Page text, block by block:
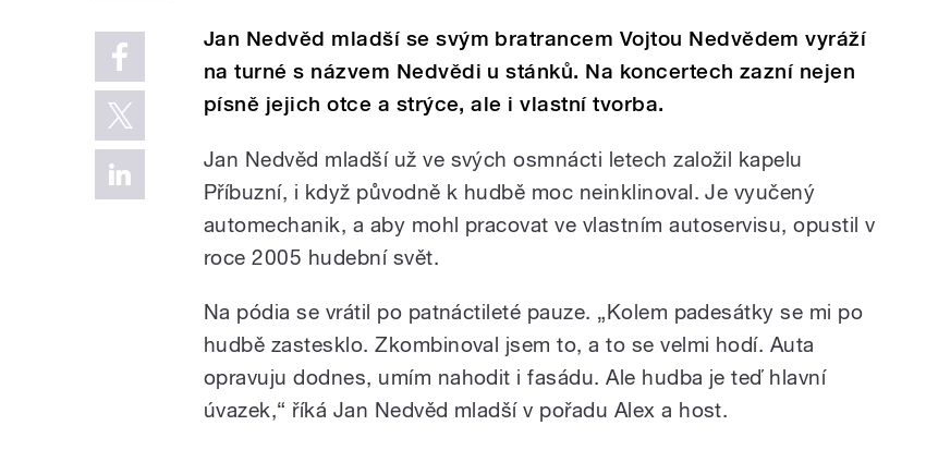
Jan Nedvěd mladší se svým bratrancem Vojtou Nedvědem vyráží
na turné s názvem Nedvědi u stánků. Na koncertech zazní nejen
písně jejich otce a strýce, ale i vlastní tvorba.
Jan Nedvěd mladší už ve svých osmnácti letech založil kapelu
Příbuzní, i když původně k hudbě moc neinklinoval. Je vyučený
automechanik, a aby mohl pracovat ve vlastním autoservisu, opustil v
roce 2005 hudební svět.
Na pódia se vrátil po patnáctileté pauze. „Kolem padesátky se mi po
hudbě zastesklo. Zkombinoval jsem to, a to se velmi hodí. Auta
opravuju dodnes, umím nahodit i fasádu. Ale hudba je teď hlavní
úvazek,“ říká Jan Nedvěd mladší v pořadu Alex a host.